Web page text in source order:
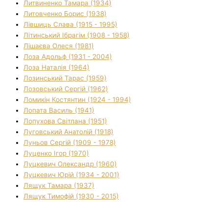
Литвиненко Тамара (1934)
Литовченко Борис (1938)
Лівшиць Слава (1915 - 1995)
Літинський Ібрагім (1908 - 1958)
Лішаєва Олеся (1981)
Лоза Адольф (1931 - 2004)
Лоза Наталія (1964)
Лозинський Тарас (1959)
Лозовський Сергій (1962)
Ломикін Костянтин (1924 - 1994)
Лопата Василь (1941)
Лопухова Світлана (1951)
Луговський Анатолій (1918)
Луньов Сергій (1909 - 1978)
Луценко Ігор (1970)
Луцкевич Олександр (1960)
Луцкевич Юрій (1934 - 2001)
Лящук Тамара (1937)
Лящук Тимофій (1930 - 2015)